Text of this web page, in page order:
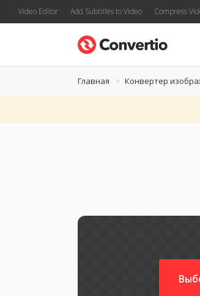
Video Editor Add Subtitles to Video Compress
Главная Конвертер